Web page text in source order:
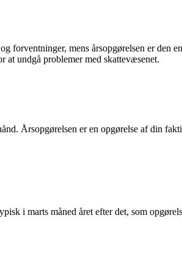
forventninger, mens årsopgørelsen er den
at undgå problemer med skattevæsenet.
Årsopgørelsen er en opgørelse af din
i marts måned året efter det, som